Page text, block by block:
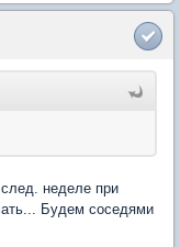
неделе при
Будем соседями